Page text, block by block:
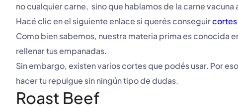
no cualquier carne, sino que hablamos de la carne vacuna
Hacé clic en el siguiente enlace si querés conseguircortes
Como bien sabemos, nuestra materia prima es conocida
rellenar tus empanadas.
Sin embargo, existen varios cortes que podés usar. Por
hacer tu repulgue sin ningún tipo de dudas.
Roast Beef